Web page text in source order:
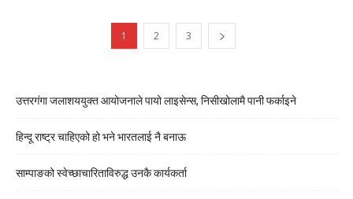
1 2 3
उत्तरगंगा जलाशययुक्त आयोजनाले पायो लाइसेन्स, निसीखोलामै पानी फर्काइने
हिन्दू राष्ट्र चाहिएको हो भने भारतलाई नै बनाऊ
साम्पाङको स्वेच्छाचारिताविरुद्ध उनकै कार्यकर्ता